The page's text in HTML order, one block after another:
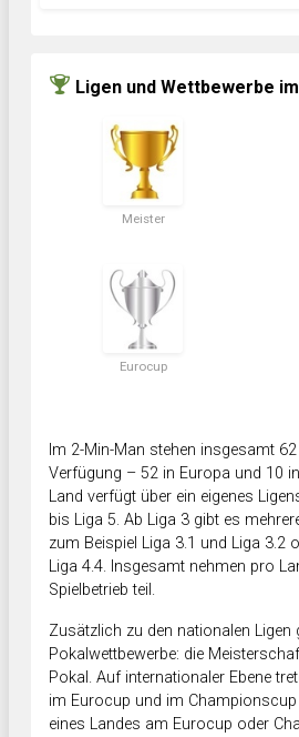
Ligen und Wettbewerbe
Meister
Eurocup
Im 2-Min-Man stehen insgesamt
Verfügung – 52 in Europa und 10
Land verfügt über ein eigenes
bis Liga 5. Ab Liga 3 gibt es
zum Beispiel Liga 3.1 und Liga 3.2
Liga 4.4. Insgesamt nehmen pro
Spielbetrieb teil.
Zusätzlich zu den nationalen Ligen
Pokalwettbewerbe: die
Pokal. Auf internationaler Ebene
im Eurocup und im Championscup
eines Landes am Eurocup oder